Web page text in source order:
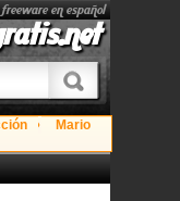
en español
Mario